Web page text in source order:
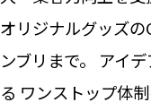
オリジナルグッズ
ンブリまで。 アイ
る ワンストップ体